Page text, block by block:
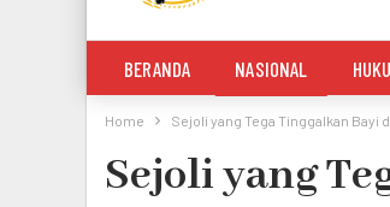
BERANDA NASIONAL
Home Sejoli yang Tega Tinggalkan Bayi
Sejoli yang